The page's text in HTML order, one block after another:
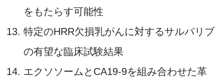
をもたらす可能性
特定のHRR欠損乳がんに対するサルパリブ
の有望な臨床試験結果
エクソソームとCA19-9を組み合わせた革